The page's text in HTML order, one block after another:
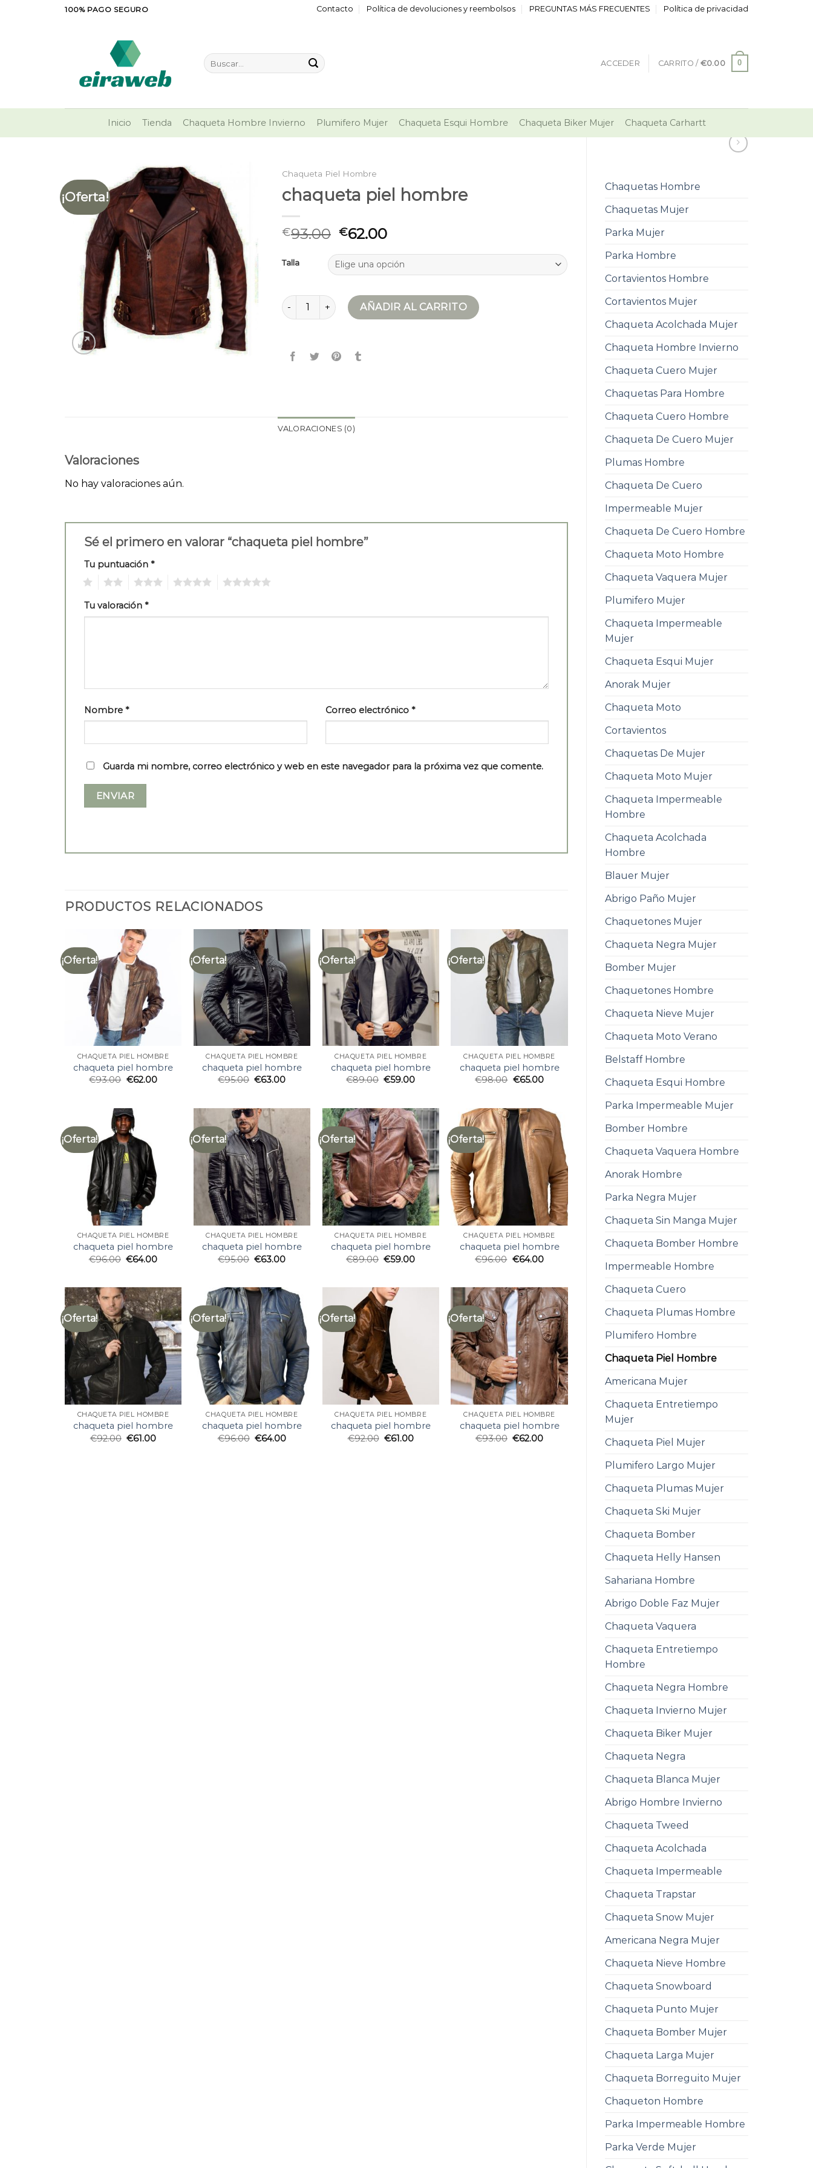
100% PAGO SEGURO Contacto Política de devoluciones y reembolsos PREGUNTAS MÁS FRECUENTES Política de privacidad
Buscar
por:
ACCEDER CARRITO / €0.00 0
Inicio Tienda Chaqueta Hombre Invierno Plumifero Mujer Chaqueta Esqui Hombre Chaqueta Biker Mujer Chaqueta Carhartt
Chaquetas Hombre
Chaquetas Mujer
Parka Mujer
Parka Hombre
Cortavientos Hombre
Cortavientos Mujer
Chaqueta Acolchada Mujer
Chaqueta Hombre Invierno
Chaqueta Cuero Mujer
Chaquetas Para Hombre
Chaqueta Cuero Hombre
Chaqueta De Cuero Mujer
Plumas Hombre
Chaqueta De Cuero
Impermeable Mujer
Chaqueta De Cuero Hombre
Chaqueta Moto Hombre
Chaqueta Vaquera Mujer
Plumifero Mujer
Chaqueta Impermeable
Mujer
Chaqueta Esqui Mujer
Anorak Mujer
Chaqueta Moto
Cortavientos
Chaquetas De Mujer
Chaqueta Moto Mujer
Chaqueta Impermeable
Hombre
Chaqueta Acolchada
Hombre
Blauer Mujer
Abrigo Paño Mujer
Chaquetones Mujer
Chaqueta Negra Mujer
Bomber Mujer
Chaquetones Hombre
Chaqueta Nieve Mujer
Chaqueta Moto Verano
Belstaff Hombre
Chaqueta Esqui Hombre
Parka Impermeable Mujer
Bomber Hombre
Chaqueta Vaquera Hombre
Anorak Hombre
Parka Negra Mujer
Chaqueta Sin Manga Mujer
Chaqueta Bomber Hombre
Impermeable Hombre
Chaqueta Cuero
Chaqueta Plumas Hombre
Plumifero Hombre
Chaqueta Piel Hombre
Americana Mujer
Chaqueta Entretiempo
Mujer
Chaqueta Piel Mujer
Plumifero Largo Mujer
Chaqueta Plumas Mujer
Chaqueta Ski Mujer
Chaqueta Bomber
Chaqueta Helly Hansen
Sahariana Hombre
Abrigo Doble Faz Mujer
Chaqueta Vaquera
Chaqueta Entretiempo
Hombre
Chaqueta Negra Hombre
Chaqueta Invierno Mujer
Chaqueta Biker Mujer
Chaqueta Negra
Chaqueta Blanca Mujer
Abrigo Hombre Invierno
Chaqueta Tweed
Chaqueta Acolchada
Chaqueta Impermeable
Chaqueta Trapstar
Chaqueta Snow Mujer
Americana Negra Mujer
Chaqueta Nieve Hombre
Chaqueta Snowboard
Chaqueta Punto Mujer
Chaqueta Bomber Mujer
Chaqueta Larga Mujer
Chaqueta Borreguito Mujer
Chaqueton Hombre
Parka Impermeable Hombre
Parka Verde Mujer
¡Oferta!
Chaqueta Piel Hombre
chaqueta piel hombre
€93.00 €62.00
Talla
chaqueta piel hombre cantidad
AÑADIR AL CARRITO
VALORACIONES (0)
Valoraciones
No hay valoraciones aún.
Sé el primero en valorar “chaqueta piel hombre”
Tu puntuación *
Tu valoración *
Nombre * Correo electrónico *
Guarda mi nombre, correo electrónico y web en este navegador para la próxima vez que comente.
PRODUCTOS RELACIONADOS
¡Oferta!
CHAQUETA PIEL HOMBRE
chaqueta piel hombre
€93.00 €62.00
¡Oferta!
CHAQUETA PIEL HOMBRE
chaqueta piel hombre
€95.00 €63.00
¡Oferta!
CHAQUETA PIEL HOMBRE
chaqueta piel hombre
€89.00 €59.00
¡Oferta!
CHAQUETA PIEL HOMBRE
chaqueta piel hombre
€98.00 €65.00
¡Oferta!
CHAQUETA PIEL HOMBRE
chaqueta piel hombre
€96.00 €64.00
¡Oferta!
CHAQUETA PIEL HOMBRE
chaqueta piel hombre
€95.00 €63.00
¡Oferta!
CHAQUETA PIEL HOMBRE
chaqueta piel hombre
€89.00 €59.00
¡Oferta!
CHAQUETA PIEL HOMBRE
chaqueta piel hombre
€96.00 €64.00
¡Oferta!
CHAQUETA PIEL HOMBRE
chaqueta piel hombre
€92.00 €61.00
¡Oferta!
CHAQUETA PIEL HOMBRE
chaqueta piel hombre
€96.00 €64.00
¡Oferta!
CHAQUETA PIEL HOMBRE
chaqueta piel hombre
€92.00 €61.00
¡Oferta!
CHAQUETA PIEL HOMBRE
chaqueta piel hombre
€93.00 €62.00